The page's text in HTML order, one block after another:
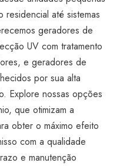
residencial até sistemas
geradores de
UV com tratamento
e geradores de
por sua alta
Explore nossas opções
que otimizam a
obter o máximo efeito
com a qualidade
e manutenção